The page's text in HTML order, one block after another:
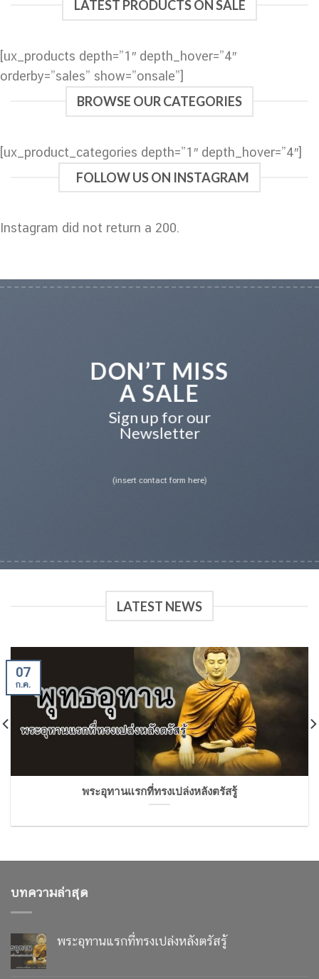
LATEST PRODUCTS ON SALE
[ux_products depth=”1″ depth_hover=”4″
orderby=”sales” show=”onsale”]
BROWSE OUR CATEGORIES
[ux_product_categories depth=”1″ depth_hover=”4″]
FOLLOW US ON INSTAGRAM
Instagram did not return a 200.
DON’T MISS
A SALE
Sign up for our
Newsletter
(insert contact form here)
LATEST NEWS
พระอุทานแรกที่ทรงเปล่งหลังตรัสรู้
07
ก.ค.
บทความล่าสุด
พระอุทานแรกที่ทรงเปล่งหลังตรัสรู้